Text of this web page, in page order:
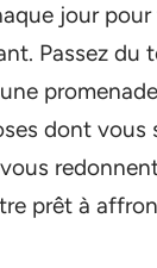
jour
Passez du
dont vous
redonnent
prêt à